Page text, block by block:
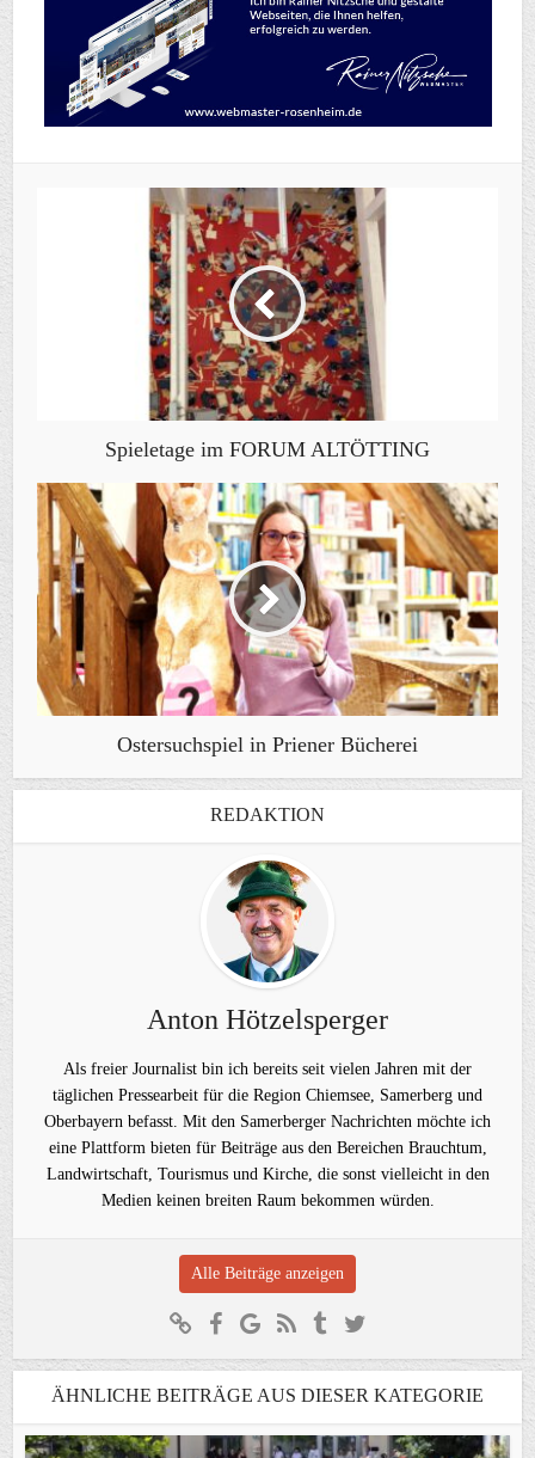
Spieletage im FORUM ALTÖTTING
Ostersuchspiel in Priener Bücherei
REDAKTION
Anton Hötzelsperger
Als freier Journalist bin ich bereits seit vielen Jahren mit der
täglichen Pressearbeit für die Region Chiemsee, Samerberg und
Oberbayern befasst. Mit den Samerberger Nachrichten möchte ich
eine Plattform bieten für Beiträge aus den Bereichen Brauchtum,
Landwirtschaft, Tourismus und Kirche, die sonst vielleicht in den
Medien keinen breiten Raum bekommen würden.
Alle Beiträge anzeigen
ÄHNLICHE BEITRÄGE AUS DIESER KATEGORIE